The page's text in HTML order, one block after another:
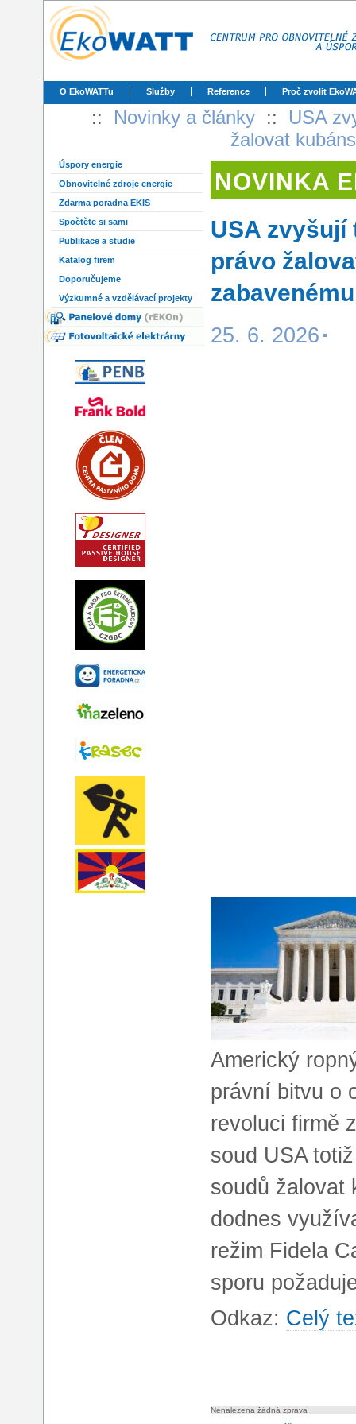
O EkoWATTu Služby Reference Proč zvolit
:: Novinky a články :: USA
žalovat
Úspory energie
Obnovitelné zdroje energie
Zdarma poradna EKIS
Spočtěte si sami
Publikace a studie
Katalog firem
Doporučujeme
Výzkumné a vzdělávací projekty
NOVINKA
USA zvyšují
právo
25. 6. 2026
Americký
právní bitvu o
revoluci firmě
soud USA
soudů žalovat
dodnes
režim Fidela
sporu
Odkaz: Celý
Nenalezena žádná zpráva